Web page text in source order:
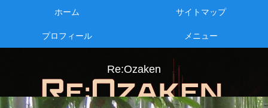
Re:Ozaken
ホーム サイトマップ
プロフィール メニュー